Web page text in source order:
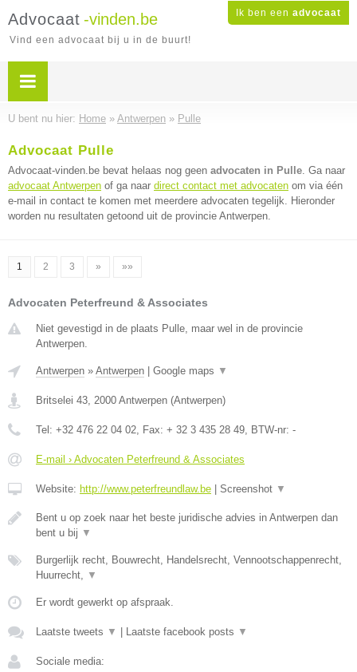
Ik ben een advocaat
Advocaat -vinden.be
Vind een advocaat bij u in de buurt!
U bent nu hier: Home » Antwerpen » Pulle
Advocaat Pulle
Advocaat-vinden.be bevat helaas nog geen advocaten in Pulle. Ga naar
advocaat Antwerpen of ga naar direct contact met advocaten om via één
e-mail in contact te komen met meerdere advocaten tegelijk. Hieronder
worden nu resultaten getoond uit de provincie Antwerpen.
1 2 3 » »»
Advocaten Peterfreund & Associates
Niet gevestigd in de plaats Pulle, maar wel in de provincie
Antwerpen.
Antwerpen » Antwerpen Google maps ▼
Britselei 43, 2000 Antwerpen (Antwerpen)
Tel: +32 476 22 04 02, Fax: + 32 3 435 28 49, BTW-nr: -
E-mail › Advocaten Peterfreund & Associates
Website: http://www.peterfreundlaw.be Screenshot ▼
Bent u op zoek naar het beste juridische advies in Antwerpen dan
bent u bij ▼
Burgerlijk recht, Bouwrecht, Handelsrecht, Vennootschappenrecht,
Huurrecht, ▼
Er wordt gewerkt op afspraak.
Laatste tweets ▼ Laatste facebook posts ▼
Sociale media: